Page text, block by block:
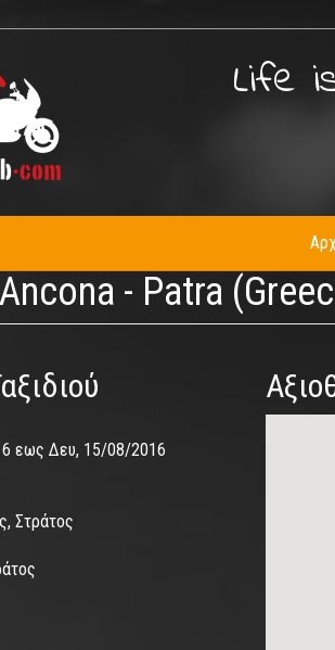
Life
- Patra
εως Δευ, 15/08/2016
Στράτος